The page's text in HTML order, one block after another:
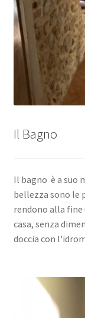
Il Bagno
Il bagno è a suo
bellezza sono le
rendono alla fine
casa, senza
doccia con